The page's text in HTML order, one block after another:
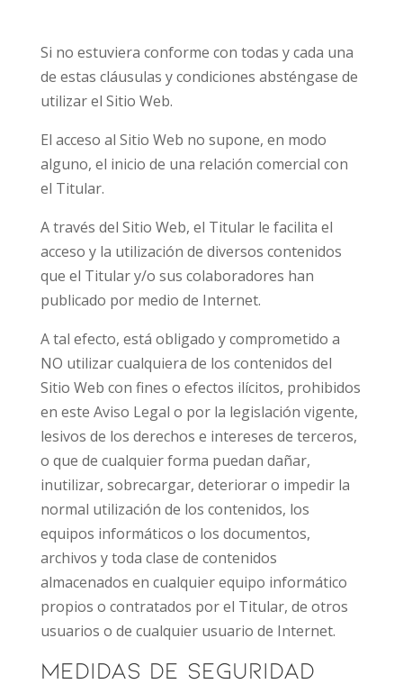
Si no estuviera conforme con todas y cada una
de estas cláusulas y condiciones absténgase de
utilizar el Sitio Web.
El acceso al Sitio Web no supone, en modo
alguno, el inicio de una relación comercial con
el Titular.
A través del Sitio Web, el Titular le facilita el
acceso y la utilización de diversos contenidos
que el Titular y/o sus colaboradores han
publicado por medio de Internet.
A tal efecto, está obligado y comprometido a
NO utilizar cualquiera de los contenidos del
Sitio Web con fines o efectos ilícitos, prohibidos
en este Aviso Legal o por la legislación vigente,
lesivos de los derechos e intereses de terceros,
o que de cualquier forma puedan dañar,
inutilizar, sobrecargar, deteriorar o impedir la
normal utilización de los contenidos, los
equipos informáticos o los documentos,
archivos y toda clase de contenidos
almacenados en cualquier equipo informático
propios o contratados por el Titular, de otros
usuarios o de cualquier usuario de Internet.
Medidas de seguridad